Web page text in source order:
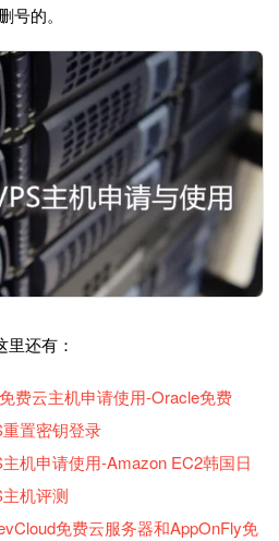
号的。
里还有：
费云主机申请使用-Oracle免费
置密钥登录
机申请使用-Amazon EC2韩国日
机评测
免费云服务器和AppOnFly免